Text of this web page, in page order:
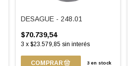
DESAGUE - 248.01
$70.739,54
3 x $23.579,85 sin interés
3en stock